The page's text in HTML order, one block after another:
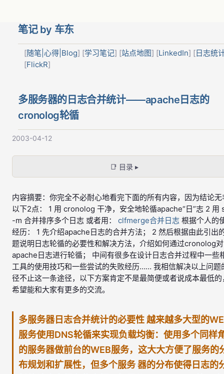
笔记 by 车东
[随笔|心得|Blog] [学习笔记] [站点地图] [LinkedIn] [日志统
[FlickR]
多服务器的日志合并统计——apache日志的
cronolog轮循
2003-04-12
📑 目录 ▸
内容摘要：你完全不必耐心地看完下面的所有内容，因为结论无
以下2点： 1 用 cronolog 干净，安全地轮循apache“日”志 2 用
-m 合并排序多个日志 或者用： clfmerge合并日志 根据个人的
经历： 1 先介绍apache日志的合并方法； 2 然后根据由此引出
题说明日志轮循的必要性和解决方法，介绍如何通过cronolog对
apache日志进行轮循； 中间有很多在设计日志合并过程中一些
工具的使用技巧和一些尝试的失败经历…… 我相信解决以上问题
径不止这一条途径，以下方案肯定不是最简便或者说成本最低的
希望能和大家有更多的交流。
多服务器日志合并统计的必要性 越来越多大型的
服务使用DNS轮循来实现负载均衡：使用多个同样
的服务器做前台的WEB服务，这大大方便了服务的
布规划和扩展性，但多个服务 器的分布使得日志的